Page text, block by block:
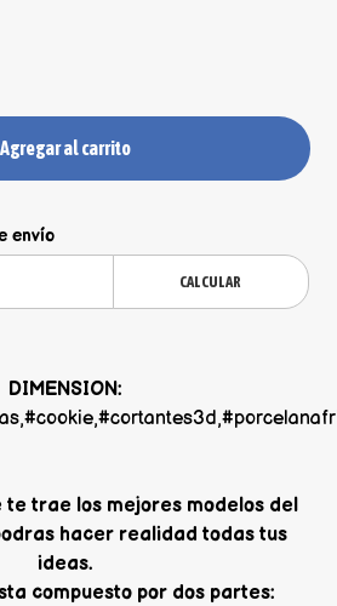
Agregar al carrito
envío
CALCULAR
DIMENSION:
te trae los mejores modelos del
hacer realidad todas tus
ideas.
compuesto por dos partes: